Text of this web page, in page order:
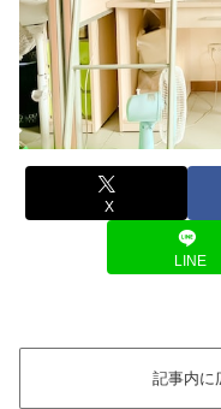
X
LINE
記事内に